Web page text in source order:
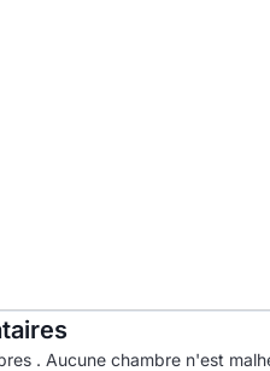
. Aucune chambre n'est